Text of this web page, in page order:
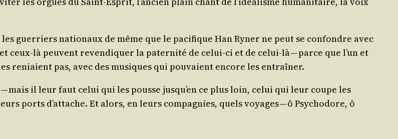
guer­riers natio­naux de même que le paci­fique Han Ryner ne peut se confondre avec
ceux-là peuvent reven­di­quer la pater­ni­té de celui-ci et de celui-là — parce que l’un et
reniaient pas, avec des musiques qui pou­vaient encore les entraîner.
il leur faut celui qui les pousse jusqu’en ce plus loin, celui qui leur coupe les
ports d’attache. Et alors, en leurs com­pa­gnies, quels voyages — ô Psy­cho­dore, ô